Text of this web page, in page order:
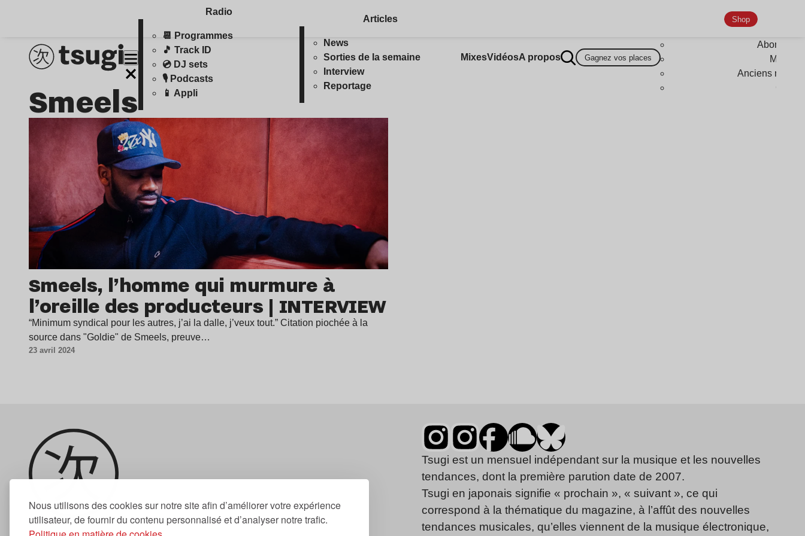
Nous utilisons des cookies sur notre site afin d’améliorer votre expérience
utilisateur, de fournir du contenu personnalisé et d’analyser notre trafic.
Radio
📆 Programmes
🎵 Track ID
💿 DJ sets
🎙️ Podcasts
📱 Appli
Articles
News
Sorties de la semaine
Interview
Reportage
MixesVidéosA propos Gagnez vos places
Shop
Anciens
Smeels
Smeels, l’homme qui murmure à
l’oreille des producteurs | INTERVIEW
“Minimum syndical pour les autres, j’ai la dalle, j’veux tout.” Citation piochée à la
source dans "Goldie" de Smeels, preuve…
23 avril 2024
Tsugi est un mensuel indépendant sur la musique et les nouvelles
tendances, dont la première parution date de 2007.
Tsugi en japonais signifie « prochain », « suivant », ce qui
correspond à la thématique du magazine, à l’affût des nouvelles
tendances musicales, qu’elles viennent de la musique électronique,